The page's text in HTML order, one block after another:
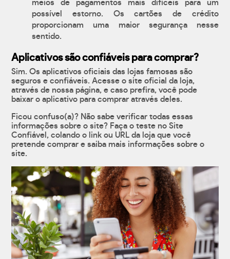
meios de pagamentos mais difíceis para um
possível estorno. Os cartões de crédito
proporcionam uma maior segurança nesse
sentido.
Aplicativos são confiáveis para comprar?
Sim. Os aplicativos oficiais das lojas famosas são
seguros e confiáveis. Acesse o site oficial da loja,
através de nossa página, e caso prefira, você pode
baixar o aplicativo para comprar através deles.
Ficou confuso(a)? Não sabe verificar todas essas
informações sobre o site? Faça o teste no Site
Confiável, colando o link ou URL da loja que você
pretende comprar e saiba mais informações sobre o
site.